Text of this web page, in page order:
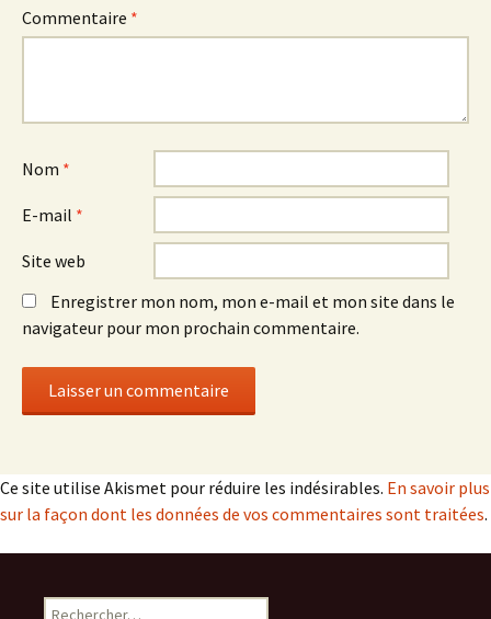
Commentaire *
Nom *
E-mail *
Site web
Enregistrer mon nom, mon e-mail et mon site dans le
navigateur pour mon prochain commentaire.
Ce site utilise Akismet pour réduire les indésirables. En savoir plus
sur la façon dont les données de vos commentaires sont traitées.
Rechercher :